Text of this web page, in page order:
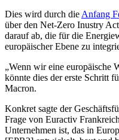
Dies wird durch die Anfang
über den Net-Zero Inustry
darauf ab, die für die
europäischer Ebene zu
„Wenn wir eine europäische
könnte dies der erste Schritt
Macron.
Konkret sagte der
Frage von Euractiv
Unternehmen ist, das in